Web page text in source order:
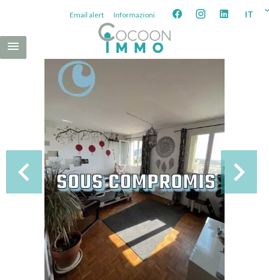
Email alert Informazioni IT